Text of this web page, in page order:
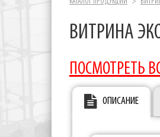
ВИТРИНА
ПОСМОТРЕТЬ
ОПИСАНИЕ